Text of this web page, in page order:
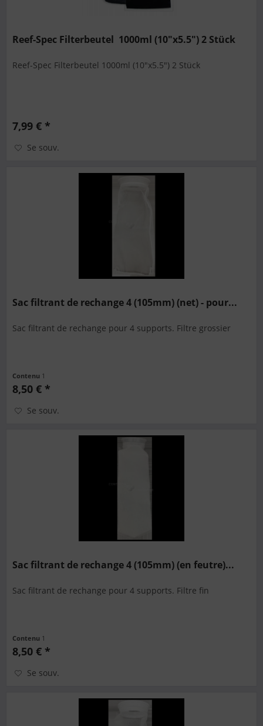
Reef-Spec Filterbeutel 1000ml (10"x5.5") 2 Stück
Reef-Spec Filterbeutel 1000ml (10"x5.5") 2 Stück
7,99 € *
Se souv.
Sac filtrant de rechange 4 (105mm) (net) - pour...
Sac filtrant de rechange pour 4 supports. Filtre grossier
Contenu 1
8,50 € *
Se souv.
Sac filtrant de rechange 4 (105mm) (en feutre)...
Sac filtrant de rechange pour 4 supports. Filtre fin
Contenu 1
8,50 € *
Se souv.